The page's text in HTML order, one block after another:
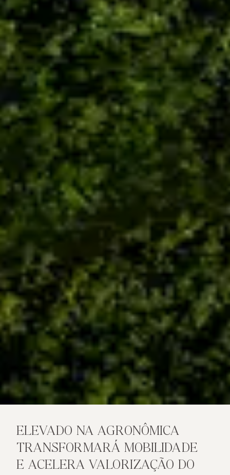
ELEVADO NA AGRONÔMICA
TRANSFORMARÁ MOBILIDADE
E ACELERA VALORIZAÇÃO DO